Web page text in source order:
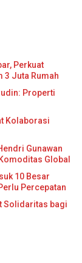
Perkuat
3 Juta Rumah
Properti
Kolaborasi
Gunawan
Global
10 Besar
Percepatan
Solidaritas bagi